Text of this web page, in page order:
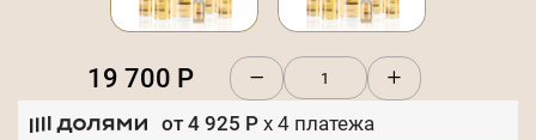
19 700 Р
от 4 925 Р x 4 платежа